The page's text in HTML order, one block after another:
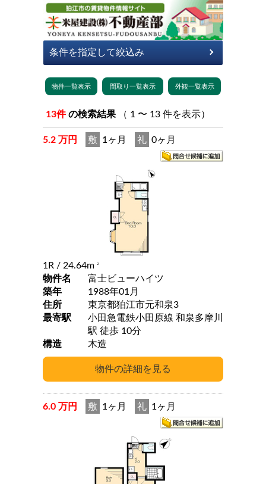
13件 の検索結果 （ 1 〜 13 件を表示）
5.2 万円 敷 1ヶ月 礼 0ヶ月
1R / 24.64m 2
物件名
富士ビューハイツ
築年
1988年01月
住所
東京都狛江市元和泉3
最寄駅
小田急電鉄小田原線 和泉多摩川
駅 徒歩 10分
構造
木造
6.0 万円 敷 1ヶ月 礼 1ヶ月